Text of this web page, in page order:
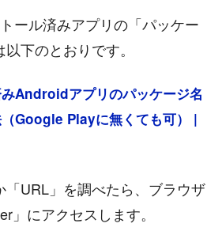
ール済みアプリの「パッケー
下のとおりです。
Androidアプリのパッケージ名
Google Playに無くても可） |
「URL」を調べたら、ブラウザ
」にアクセスします。